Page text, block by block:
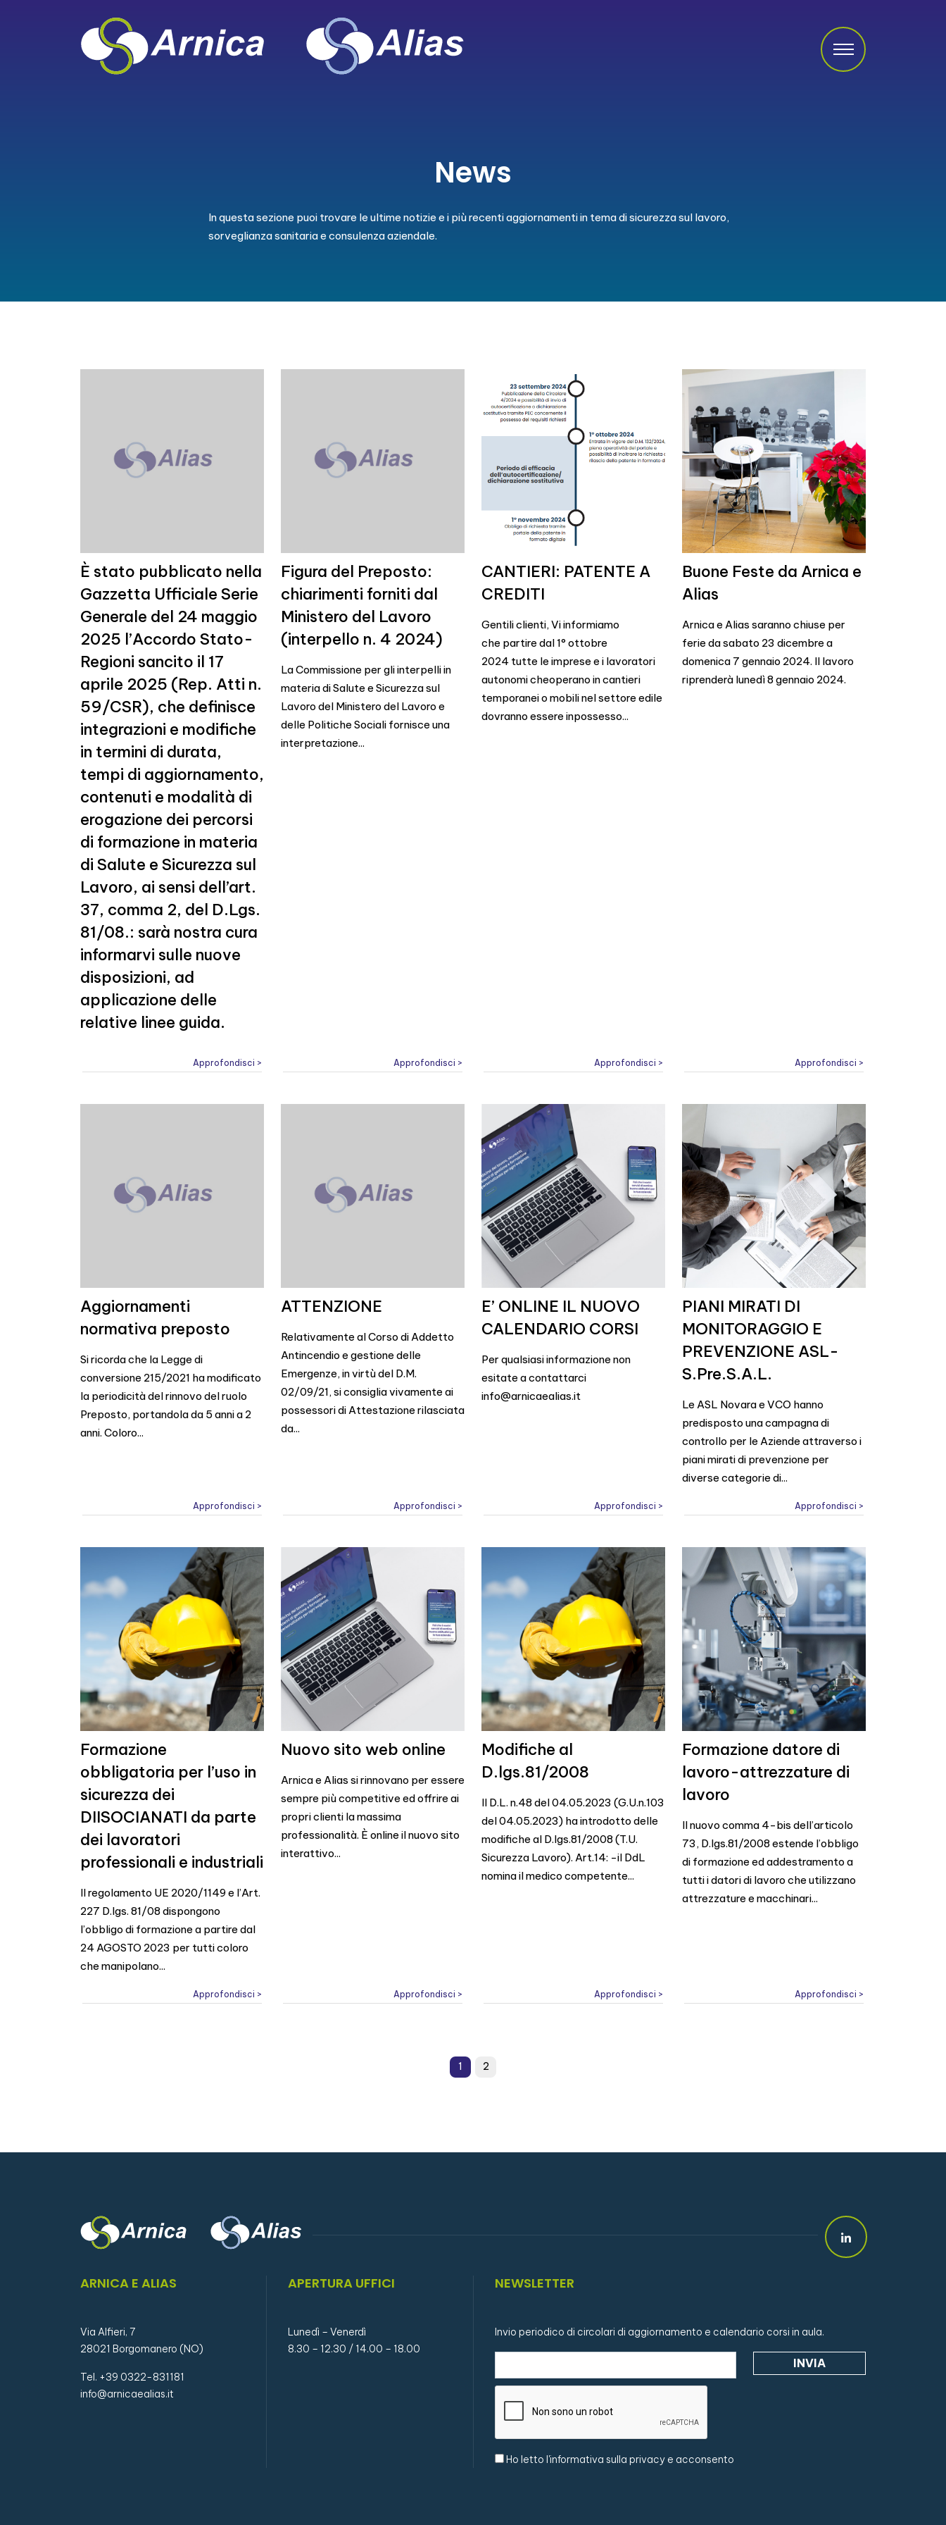
News
In questa sezione puoi trovare le ultime notizie e i più recenti aggiornamenti in tema di sicurezza sul lavoro,
sorveglianza sanitaria e consulenza aziendale.
È stato pubblicato nella
Gazzetta Ufficiale Serie
Generale del 24 maggio
2025 l’Accordo Stato-
Regioni sancito il 17
aprile 2025 (Rep. Atti n.
59/CSR), che definisce
integrazioni e modifiche
in termini di durata,
tempi di aggiornamento,
contenuti e modalità di
erogazione dei percorsi
di formazione in materia
di Salute e Sicurezza sul
Lavoro, ai sensi dell’art.
37, comma 2, del D.Lgs.
81/08.: sarà nostra cura
informarvi sulle nuove
disposizioni, ad
applicazione delle
relative linee guida.
Approfondisci >
Figura del Preposto:
chiarimenti forniti dal
Ministero del Lavoro
(interpello n. 4 2024)
La Commissione per gli interpelli in
materia di Salute e Sicurezza sul
Lavoro del Ministero del Lavoro e
delle Politiche Sociali fornisce una
interpretazione...
Approfondisci >
CANTIERI: PATENTE A
CREDITI
Gentili clienti, Vi informiamo
che partire dal 1° ottobre
2024 tutte le imprese e i lavoratori
autonomi cheoperano in cantieri
temporanei o mobili nel settore edile
dovranno essere inpossesso...
Approfondisci >
Buone Feste da Arnica e
Alias
Arnica e Alias saranno chiuse per
ferie da sabato 23 dicembre a
domenica 7 gennaio 2024. Il lavoro
riprenderà lunedì 8 gennaio 2024.
Approfondisci >
Aggiornamenti
normativa preposto
Si ricorda che la Legge di
conversione 215/2021 ha modificato
la periodicità del rinnovo del ruolo
Preposto, portandola da 5 anni a 2
anni. Coloro...
Approfondisci >
ATTENZIONE
Relativamente al Corso di Addetto
Antincendio e gestione delle
Emergenze, in virtù del D.M.
02/09/21, si consiglia vivamente ai
possessori di Attestazione rilasciata
da...
Approfondisci >
E’ ONLINE IL NUOVO
CALENDARIO CORSI
Per qualsiasi informazione non
esitate a contattarci
info@arnicaealias.it
Approfondisci >
PIANI MIRATI DI
MONITORAGGIO E
PREVENZIONE ASL-
S.Pre.S.A.L.
Le ASL Novara e VCO hanno
predisposto una campagna di
controllo per le Aziende attraverso i
piani mirati di prevenzione per
diverse categorie di...
Approfondisci >
Formazione
obbligatoria per l’uso in
sicurezza dei
DIISOCIANATI da parte
dei lavoratori
professionali e industriali
Il regolamento UE 2020/1149 e l’Art.
227 D.lgs. 81/08 dispongono
l’obbligo di formazione a partire dal
24 AGOSTO 2023 per tutti coloro
che manipolano...
Approfondisci >
Nuovo sito web online
Arnica e Alias si rinnovano per essere
sempre più competitive ed offrire ai
propri clienti la massima
professionalità. È online il nuovo sito
interattivo...
Approfondisci >
Modifiche al
D.lgs.81/2008
Il D.L. n.48 del 04.05.2023 (G.U.n.103
del 04.05.2023) ha introdotto delle
modifiche al D.lgs.81/2008 (T.U.
Sicurezza Lavoro). Art.14: -il DdL
nomina il medico competente...
Approfondisci >
Formazione datore di
lavoro-attrezzature di
lavoro
Il nuovo comma 4-bis dell’articolo
73, D.lgs.81/2008 estende l’obbligo
di formazione ed addestramento a
tutti i datori di lavoro che utilizzano
attrezzature e macchinari...
Approfondisci >
1 2
ARNICA E ALIAS
Via Alfieri, 7
28021 Borgomanero (NO)
Tel. +39 0322-831181
info@arnicaealias.it
APERTURA UFFICI
Lunedì – Venerdì
8.30 – 12.30 / 14.00 – 18.00
NEWSLETTER
Invio periodico di circolari di aggiornamento e calendario corsi in aula.
Ho letto l'informativa sulla privacy e acconsento